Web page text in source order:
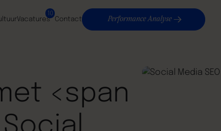
Vacatures
10
Contact Performance Analyse
<span